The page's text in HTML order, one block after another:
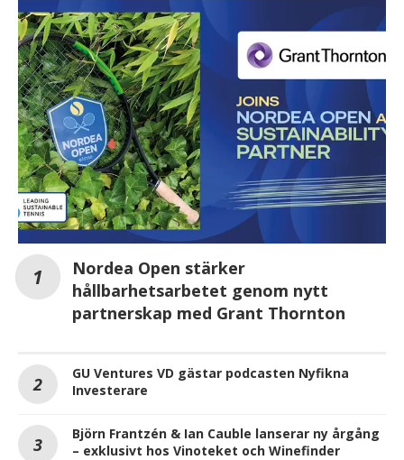
Nordea Open stärker
hållbarhetsarbetet genom nytt
partnerskap med Grant Thornton
GU Ventures VD gästar podcasten Nyfikna
Investerare
Björn Frantzén & Ian Cauble lanserar ny årgång
– exklusivt hos Vinoteket och Winefinder